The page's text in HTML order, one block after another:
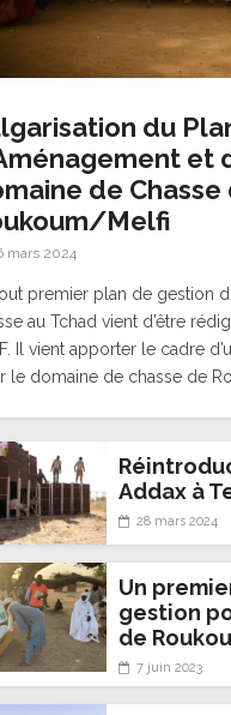
du
et
de Chasse
Melfi
mars 2024
premier plan de gestion
au Tchad vient d’être
Il vient apporter le cadre
le domaine de chasse de
Addax à
28 mars 2024
Un
gestion
de
7 juin 2023